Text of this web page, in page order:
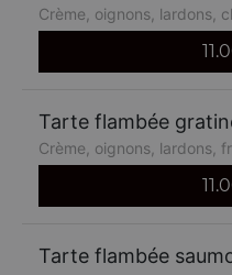
Crème, oignons, lardons,
Tarte flambée
Crème, oignons, lardons,
Tarte flambée